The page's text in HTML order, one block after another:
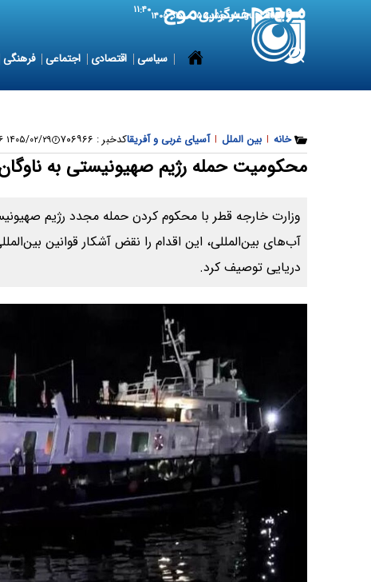
6 August 2026 پنجشنبه ۱۵ مرداد ۱۴۰۵ ۱۱:۴۰
سیاسی اقتصادی اجتماعی فرهنگی
خانه | بین الملل | آسیای غربی و آفریقاکدخبر : ۷۰۶۹۶۶ ۱۴۰۵/۰۲/۲۹ ۰۲:۵۵:۳۶
محکومیت حمله رژیم صهیونیستی به
وزارت خارجه قطر با محکوم کردن حمله مجدد رژیم
آب‌های بین‌المللی، این اقدام را نقض آشکار قوانین
دریایی توصیف کرد.